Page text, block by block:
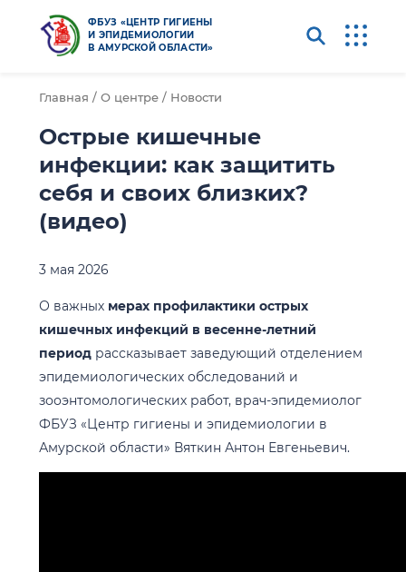
ФБУЗ «ЦЕНТР ГИГИЕНЫ
И ЭПИДЕМИОЛОГИИ
В АМУРСКОЙ ОБЛАСТИ»
Главная / О центре / Новости
Острые кишечные
инфекции: как защитить
себя и своих близких?
(видео)
3 мая 2026
О важных мерах профилактики острых
кишечных инфекций в весенне-летний
период рассказывает заведующий отделением
эпидемиологических обследований и
зооэнтомологических работ, врач-эпидемиолог
ФБУЗ «Центр гигиены и эпидемиологии в
Амурской области» Вяткин Антон Евгеньевич.